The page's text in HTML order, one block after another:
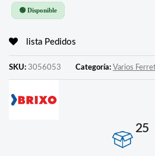
🟢 Disponible
lista Pedidos
SKU: 3056053 Categoría: Varios
25